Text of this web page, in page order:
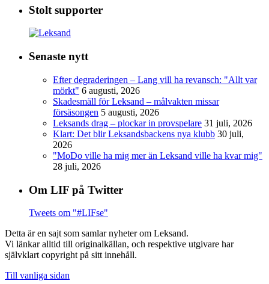
Stolt supporter
Senaste nytt
Efter degraderingen – Lang vill ha revansch: "Allt var
mörkt" 6 augusti, 2026
Skadesmäll för Leksand – målvakten missar
försäsongen 5 augusti, 2026
Leksands drag – plockar in provspelare 31 juli, 2026
Klart: Det blir Leksandsbackens nya klubb 30 juli,
2026
"MoDo ville ha mig mer än Leksand ville ha kvar mig"
28 juli, 2026
Om LIF på Twitter
Tweets om "#LIFse"
Detta är en sajt som samlar nyheter om Leksand.
Vi länkar alltid till originalkällan, och respektive utgivare har
självklart copyright på sitt innehåll.
Till vanliga sidan